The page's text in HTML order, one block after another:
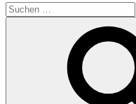
Suchen
nach: